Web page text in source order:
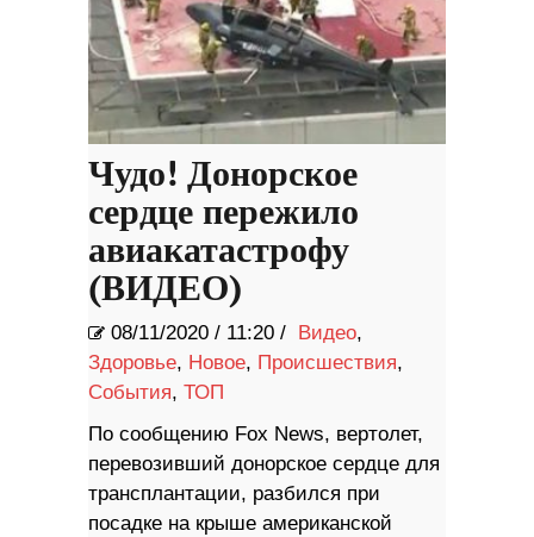
Чудо! Донорское
сердце пережило
авиакатастрофу
(ВИДЕО)
08/11/2020 / 11:20 / Видео,
Здоровье, Новое, Происшествия,
События, ТОП
По сообщению Fox News, вертолет,
перевозивший донорское сердце для
трансплантации, разбился при
посадке на крыше американской